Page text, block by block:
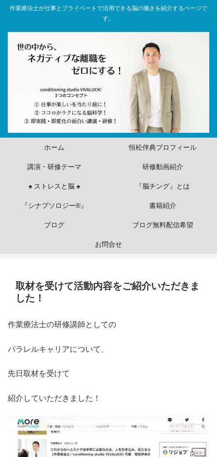
作業療法士が仕事とプライベートで活用できる脳の働きを紹介するページで
す。
ホーム 恒松伴典プロフィール
講演・研修テーマ 研修動画紹介
♠ ストレスと脳 ♠ 『脳チング』とは
『シナプソロジー®』 書籍紹介
ブログ ブログ無料配信希望
お問合せ
取材を受けて活動内容をご紹介いただきま
した！
作業療法士の研修講師としての
パラレルキャリアについて、
先日取材を受けて
紹介していただきました！